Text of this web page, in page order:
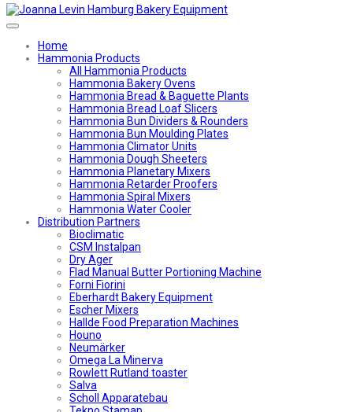
Home
Hammonia Products
All Hammonia Products
Hammonia Bakery Ovens
Hammonia Bread & Baguette Plants
Hammonia Bread Loaf Slicers
Hammonia Bun Dividers & Rounders
Hammonia Bun Moulding Plates
Hammonia Climator Units
Hammonia Dough Sheeters
Hammonia Planetary Mixers
Hammonia Retarder Proofers
Hammonia Spiral Mixers
Hammonia Water Cooler
Distribution Partners
Bioclimatic
CSM Instalpan
Dry Ager
Flad Manual Butter Portioning Machine
Forni Fiorini
Eberhardt Bakery Equipment
Escher Mixers
Hallde Food Preparation Machines
Houno
Neumärker
Omega La Minerva
Rowlett Rutland toaster
Salva
Scholl Apparatebau